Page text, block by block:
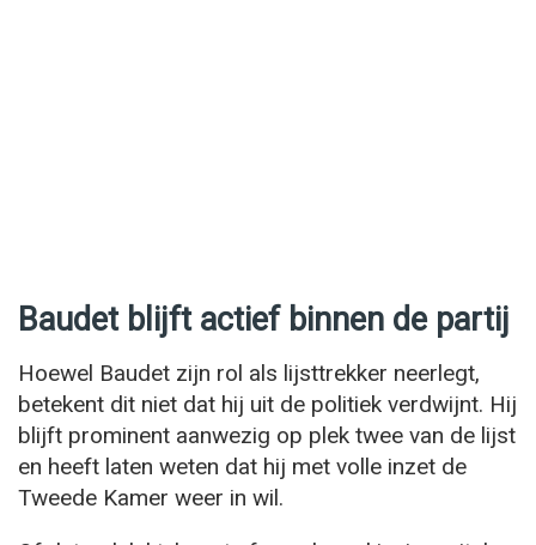
Baudet blijft actief binnen de partij
Hoewel Baudet zijn rol als lijsttrekker neerlegt,
betekent dit niet dat hij uit de politiek verdwijnt. Hij
blijft prominent aanwezig op plek twee van de lijst
en heeft laten weten dat hij met volle inzet de
Tweede Kamer weer in wil.